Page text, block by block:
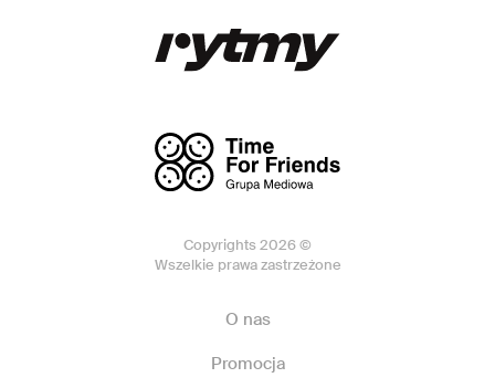
Copyrights 2026 ©
Wszelkie prawa zastrzeżone
O nas
Promocja